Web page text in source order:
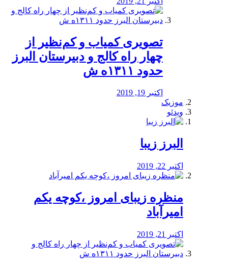
️تصویری کمیاب و کم‌نظیر از
چهار راه كالج و دبيرستان البرز
حدود ۱۳۱۱ه ش
اکتبر 19, 2019
موزیک
ویدئو
البرز زیبا
اکتبر 22, 2019
منظره‌‌ زیبای امروز ،کوچه یکم
امیرآباد
اکتبر 21, 2019